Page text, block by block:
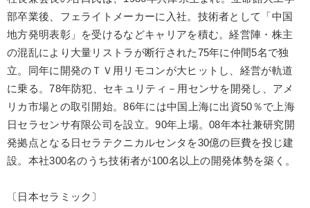
部卒業後、フェライトメーカーに入社。技術者として「中国
地方発明表彰」を受けるなどキャリアを積む。経営陣・株主
の混乱により大量リストラが断行された75年に仲間5名で独
立。同年に開発のＴＶ用リモコンが大ヒットし、経営が軌道
に乗る。78年防犯、セキュリティ－用センサを開発し、アメ
リカ市場との取引開始。86年には中国上海に出資50％で上海
日セラセンサ有限公司を設立。90年上場。08年本社兼研究開
発拠点となる日セラテクニカルセンタを30億の巨費を投じ建
設。本社300名のうち技術者が100名以上の開発体勢を築く。
〔日本セラミック〕